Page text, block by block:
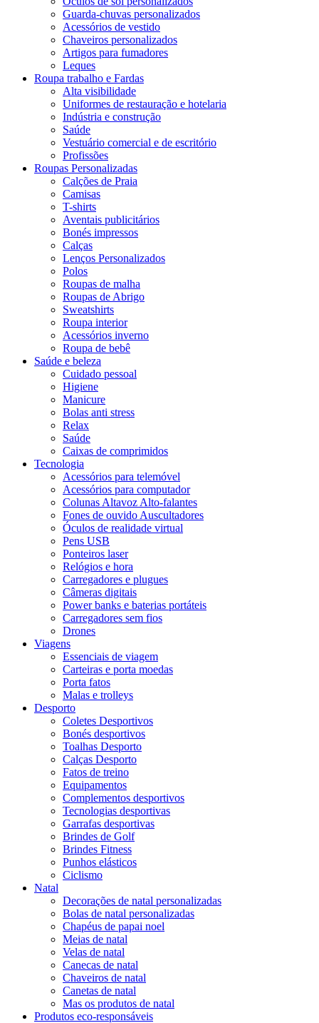
Guarda-chuvas personalizados
Acessórios de vestido
Chaveiros personalizados
Artigos para fumadores
Leques
Roupa trabalho e Fardas
Alta visibilidade
Uniformes de restauração e hotelaria
Indústria e construção
Saúde
Vestuário comercial e de escritório
Profissões
Roupas Personalizadas
Calções de Praia
Camisas
T-shirts
Aventais publicitários
Bonés impressos
Calças
Lenços Personalizados
Polos
Roupas de malha
Roupas de Abrigo
Sweatshirts
Roupa interior
Acessórios inverno
Roupa de bebê
Saúde e beleza
Cuidado pessoal
Higiene
Manicure
Bolas anti stress
Relax
Saúde
Caixas de comprimidos
Tecnologia
Acessórios para telemóvel
Acessórios para computador
Colunas Altavoz Alto-falantes
Fones de ouvido Auscultadores
Óculos de realidade virtual
Pens USB
Ponteiros laser
Relógios e hora
Carregadores e plugues
Câmeras digitais
Power banks e baterias portáteis
Carregadores sem fios
Drones
Viagens
Essenciais de viagem
Carteiras e porta moedas
Porta fatos
Malas e trolleys
Desporto
Coletes Desportivos
Bonés desportivos
Toalhas Desporto
Calças Desporto
Fatos de treino
Equipamentos
Complementos desportivos
Tecnologias desportivas
Garrafas desportivas
Brindes de Golf
Brindes Fitness
Punhos elásticos
Ciclismo
Natal
Decorações de natal personalizadas
Bolas de natal personalizadas
Chapéus de papai noel
Meias de natal
Velas de natal
Canecas de natal
Chaveiros de natal
Canetas de natal
Mas os produtos de natal
Produtos eco-responsáveis